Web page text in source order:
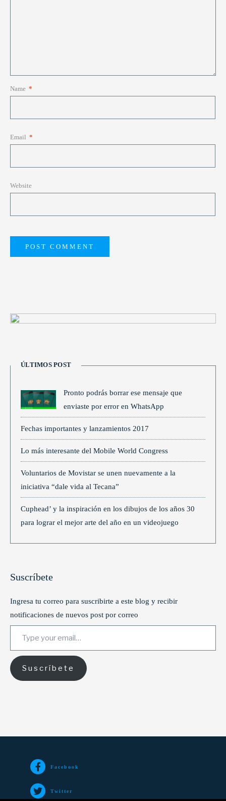
Name *
Email *
Website
ÚLTIMOS POST
Pronto podrás borrar ese mensaje que
enviaste por error en WhatsApp
Fechas importantes y lanzamientos 2017
Lo más interesante del Mobile World Congress
Voluntarios de Movistar se unen nuevamente a la
iniciativa “dale vida al Tecana”
Cuphead’ y la inspiración en los dibujos de los años 30
para lograr el mejor arte del año en un videojuego
Suscríbete
Ingresa tu correo para suscribirte a este blog y recibir
notificaciones de nuevos post por correo
Type your email…
Suscríbete
Facebook
Twitter